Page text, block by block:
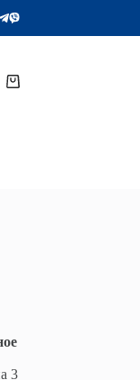
Корзина
3